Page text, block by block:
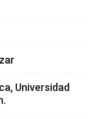
Universidad